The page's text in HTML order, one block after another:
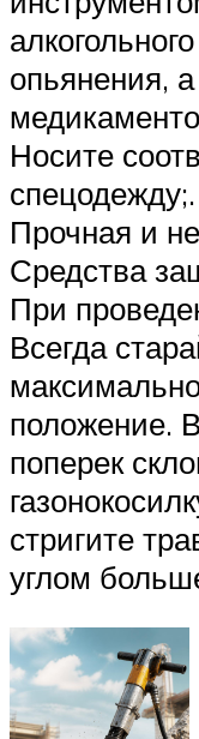
опьянения,
Носите
Прочная и
Средства
При
Всегда
положение.
поперек
стригите
углом